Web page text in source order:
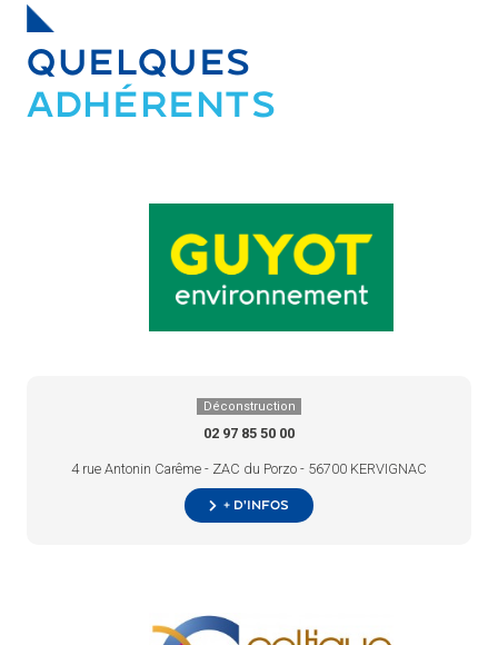
QUELQUES
ADHÉRENTS
Déconstruction
02 97 85 50 00
4 rue Antonin Carême - ZAC du Porzo - 56700 KERVIGNAC
+ d’infos